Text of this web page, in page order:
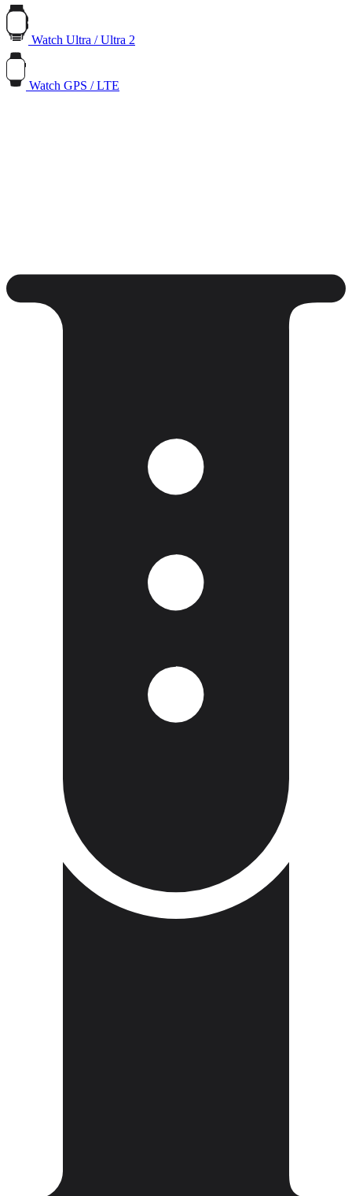
Watch Ultra / Ultra 2
Watch GPS / LTE